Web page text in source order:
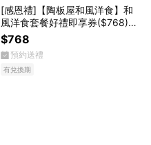
[感恩禮]【陶板屋和風洋食】和
風洋食套餐好禮即享券($768)
(一次需購買2張)
$768
預約送禮
有兌換期